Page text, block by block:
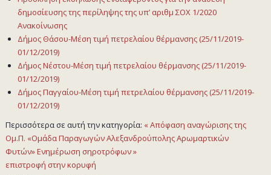
δημοσίευσης της περίληψης της υπ’ αριθμ ΣΟΧ 1/2020
Ανακοίνωσης
Δήμος Θάσου-Μέση τιμή πετρελαίου θέρμανσης (25/11/2019-
01/12/2019)
Δήμος Νέστου-Μέση τιμή πετρελαίου θέρμανσης (25/11/2019-
01/12/2019)
Δήμος Παγγαίου-Μέση τιμή πετρελαίου θέρμανσης (25/11/2019-
01/12/2019)
Περισσότερα σε αυτή την κατηγορία: « Απόφαση αναγώρισης της
Ομ.Π. «Ομάδα Παραγωγών Αλεξανδρούπολης Αρωμαρτικών
Φυτών»Eνημέρωση σηροτρόφων »
επιστροφή στην κορυφή